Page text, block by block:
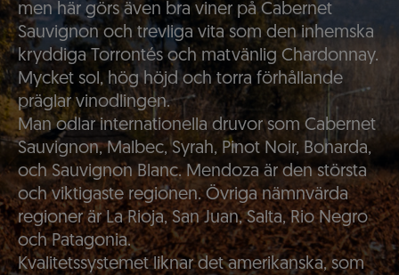
men här görs även bra viner på Cabernet
Sauvignon och trevliga vita som den inhemska
kryddiga Torrontés och matvänlig Chardonnay.
Mycket sol, hög höjd och torra förhållande
präglar vinodlingen.
Man odlar internationella druvor som Cabernet
Sauvignon, Malbec, Syrah, Pinot Noir, Bonarda,
och Sauvignon Blanc. Mendoza är den största
och viktigaste regionen. Övriga nämnvärda
regioner är La Rioja, San Juan, Salta, Rio Negro
och Patagonia.
Kvalitetssystemet liknar det amerikanska, som